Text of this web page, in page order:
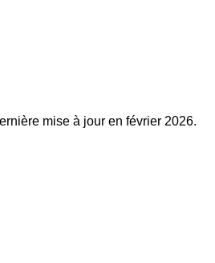
mise à jour en février 2026.